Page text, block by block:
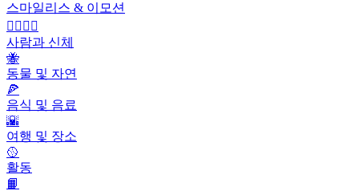
스마일리스 & 이모션
👩‍❤️‍💋‍👨
사람과 신체
🐝
동물 및 자연
🍕
음식 및 음료
🌇
여행 및 장소
🥎
활동
📙